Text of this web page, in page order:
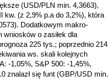
(USD/PLN min. 4,3663),
kw. (z 2,9% p.a do 3,2%), która
Dodatkowym makro-
wniosków o zasiłek dla
225 tys.; poprzednio 214
ws. skali kolejnych
-1,05%, S&P 500: -1,45%,
znalazł się funt (GBP/USD min.